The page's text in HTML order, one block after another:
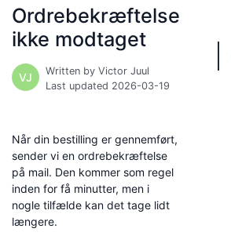
Ordrebekræftelse
ikke modtaget
VJ
Written by Victor Juul
Last updated 2026-03-19
Når din bestilling er gennemført,
sender vi en ordrebekræftelse
på mail. Den kommer som regel
inden for få minutter, men i
nogle tilfælde kan det tage lidt
længere.